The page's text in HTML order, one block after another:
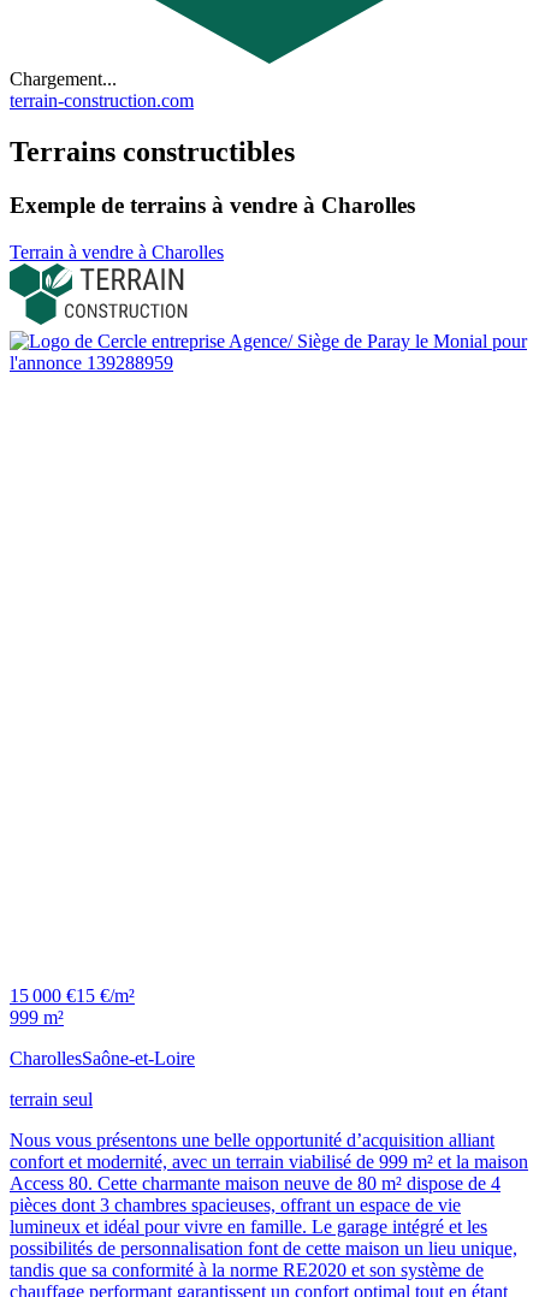
Chargement...
terrain-construction.com
Terrains constructibles
Exemple de terrains à vendre à Charolles
Terrain à vendre à Charolles
15 000 €15 €/m²
999 m²
CharollesSaône-et-Loire
terrain seul
Nous vous présentons une belle opportunité d’acquisition alliant
confort et modernité, avec un terrain viabilisé de 999 m² et la maison
Access 80. Cette charmante maison neuve de 80 m² dispose de 4
pièces dont 3 chambres spacieuses, offrant un espace de vie
lumineux et idéal pour vivre en famille. Le garage intégré et les
possibilités de personnalisation font de cette maison un lieu unique,
tandis que sa conformité à la norme RE2020 et son système de
chauffage performant garantissent un confort optimal tout en étant